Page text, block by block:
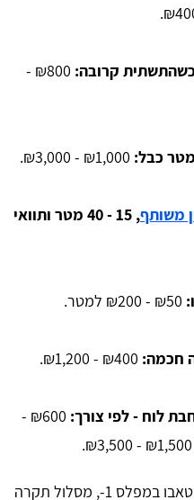
₪800 -
₪1,000 - ₪3,000.
משותף
, 15 - 40 מטר ותוואי
₪50 - ₪200 למטר.
חכמה: ₪400 - ₪1,200.
לוח - לפי צורך:
₪600 -
- דירה עם חניה בטאבו במפלס 1-, מסלול תקרה